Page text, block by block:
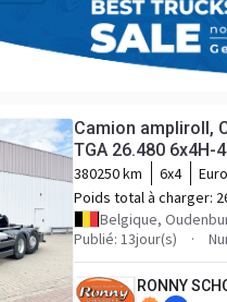
Camion ampliroll,
TGA 26.480 6x4H-
F130, Funk
380250 km 6x4
Poids total à charger:
Belgique,
Publié: 13jour(s)
RONNY